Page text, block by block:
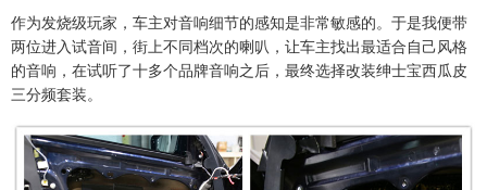
作为发烧级玩家，车主对音响细节的感知是非常敏感的。于是我便带
两位进入试音间，街上不同档次的喇叭，让车主找出最适合自己风格
的音响，在试听了十多个品牌音响之后，最终选择改装绅士宝西瓜皮
三分频套装。